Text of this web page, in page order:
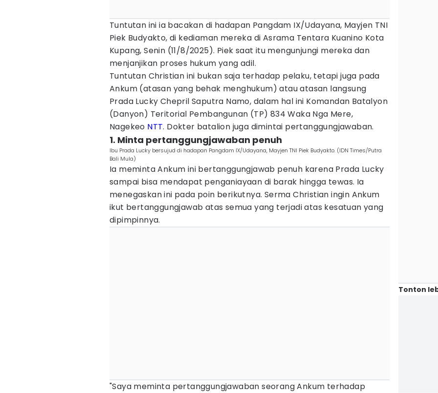
Tuntutan ini ia bacakan di hadapan Pangdam IX/Udayana, Mayjen TNI
Piek Budyakto, di kediaman mereka di Asrama Tentara Kuanino Kota
Kupang, Senin (11/8/2025). Piek saat itu mengunjungi mereka dan
menjanjikan proses hukum yang adil.
Tuntutan Christian ini bukan saja terhadap pelaku, tetapi juga pada
Ankum (atasan yang behak menghukum) atau atasan langsung
Prada Lucky Chepril Saputra Namo, dalam hal ini Komandan Batalyon
(Danyon) Teritorial Pembangunan (TP) 834 Waka Nga Mere,
Nagekeo NTT. Dokter batalion juga dimintai pertanggungjawaban.
1. Minta pertanggungjawaban penuh
Ibu Prada Lucky bersujud di hadapan Pangdam IX/Udayana, Mayjen TNI Piek Budyakto. (IDN Times/Putra
Bali Mula)
Ia meminta Ankum ini bertanggungjawab penuh karena Prada Lucky
sampai bisa mendapat penganiayaan di barak hingga tewas. Ia
menegaskan ini pada poin berikutnya. Serma Christian ingin Ankum
ikut bertanggungjawab atas semua yang terjadi atas kesatuan yang
dipimpinnya.
"Saya meminta pertanggungjawaban seorang Ankum terhadap
Tonton